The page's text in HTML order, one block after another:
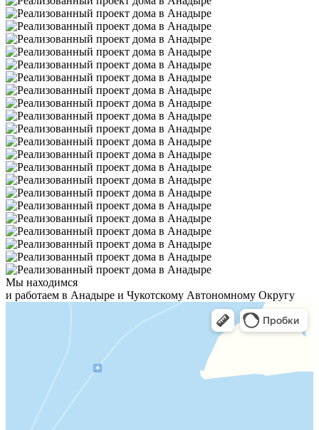
Мы находимся
и работаем в Анадыре и Чукотскому Автономному Округу